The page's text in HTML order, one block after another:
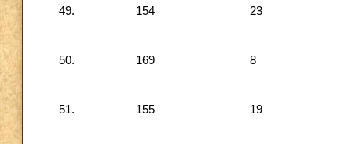
49. 154 23
50. 169 8
51. 155 19